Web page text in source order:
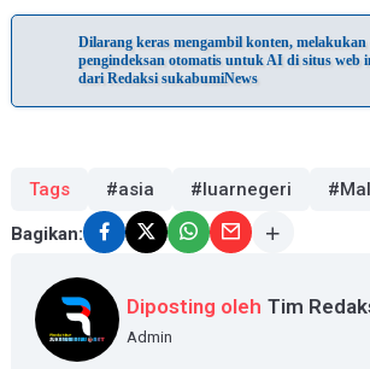
Dilarang keras mengambil konten,
pengindeksan otomatis untuk AI di situs web
dari Redaksi sukabumiNews
Tags #asia #luarnegeri
Bagikan:
Diposting oleh Tim
Admin